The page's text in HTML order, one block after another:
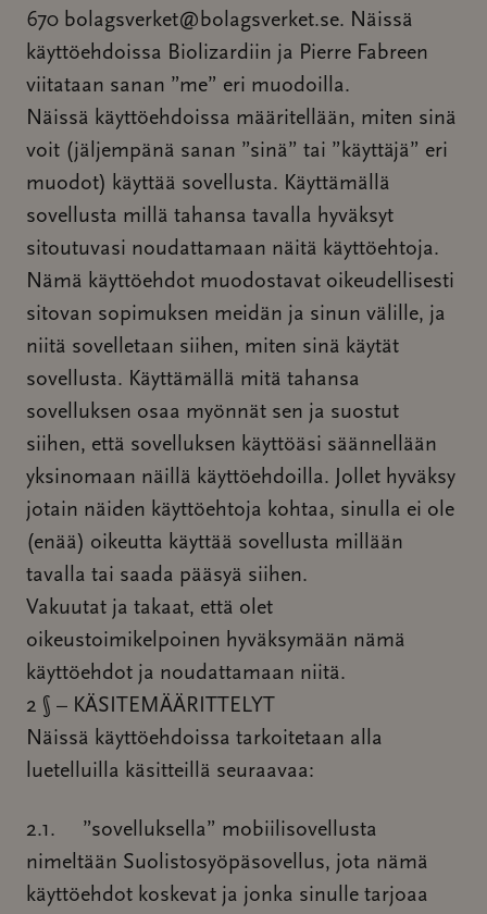
670 bolagsverket@bolagsverket.se. Näissä
käyttöehdoissa Biolizardiin ja Pierre Fabreen
viitataan sanan ”me” eri muodoilla.
Näissä käyttöehdoissa määritellään, miten sinä
voit (jäljempänä sanan ”sinä” tai ”käyttäjä” eri
muodot) käyttää sovellusta. Käyttämällä
sovellusta millä tahansa tavalla hyväksyt
sitoutuvasi noudattamaan näitä käyttöehtoja.
Nämä käyttöehdot muodostavat oikeudellisesti
sitovan sopimuksen meidän ja sinun välille, ja
niitä sovelletaan siihen, miten sinä käytät
sovellusta. Käyttämällä mitä tahansa
sovelluksen osaa myönnät sen ja suostut
siihen, että sovelluksen käyttöäsi säännellään
yksinomaan näillä käyttöehdoilla. Jollet hyväksy
jotain näiden käyttöehtoja kohtaa, sinulla ei ole
(enää) oikeutta käyttää sovellusta millään
tavalla tai saada pääsyä siihen.
Vakuutat ja takaat, että olet
oikeustoimikelpoinen hyväksymään nämä
käyttöehdot ja noudattamaan niitä.
2 § – KÄSITEMÄÄRITTELYT
Näissä käyttöehdoissa tarkoitetaan alla
luetelluilla käsitteillä seuraavaa:
2.1. ”sovelluksella” mobiilisovellusta
nimeltään Suolistosyöpäsovellus, jota nämä
käyttöehdot koskevat ja jonka sinulle tarjoaa